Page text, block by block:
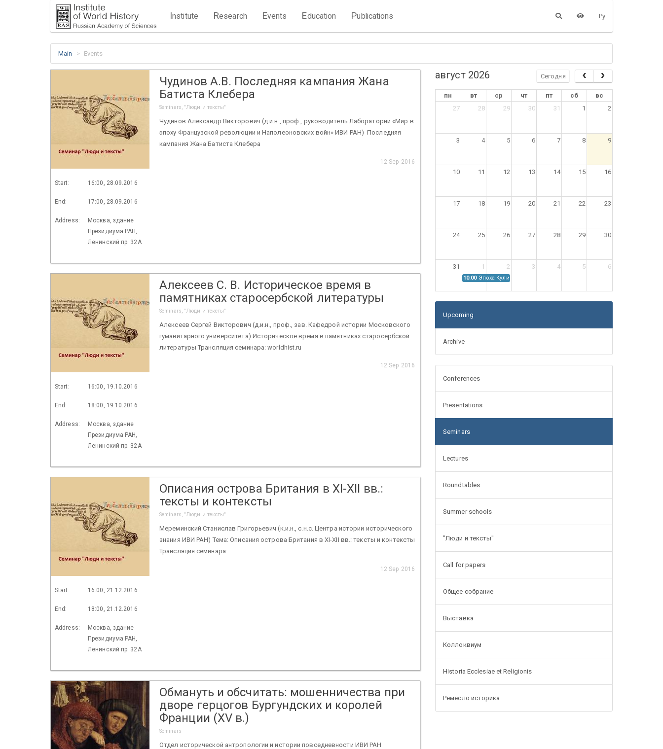
Institute Research Events Education Publications Ру
Main Events
Start: 16:00, 28.09.2016
End: 17:00, 28.09.2016
Address:
Москва, здание
Президиума РАН,
Ленинский пр. 32А
Чудинов А.В. Последняя кампания Жана
Батиста Клебера
Seminars, "Люди и тексты"
Чудинов Александр Викторович (д.и.н., проф., руководитель Лаборатории «Мир в
эпоху Французской революции и Наполеоновских войн» ИВИ РАН) Последняя
кампания Жана Батиста Клебера
12 Sep 2016
Start: 16:00, 19.10.2016
End: 18:00, 19.10.2016
Address:
Москва, здание
Президиума РАН,
Ленинский пр. 32А
Алексеев С. В. Историческое время в
памятниках старосербской литературы
Seminars, "Люди и тексты"
Алексеев Сергей Викторович (д.и.н., проф., зав. Кафедрой истории Московского
гуманитарного университета) Историческое время в памятниках старосербской
литературы Трансляция семинара: worldhist.ru
12 Sep 2016
Start: 16:00, 21.12.2016
End: 18:00, 21.12.2016
Address:
Москва, здание
Президиума РАН,
Ленинский пр. 32А
Описания острова Британия в XI-XII вв.:
тексты и контексты
Seminars, "Люди и тексты"
Мереминский Станислав Григорьевич (к.и.н., с.н.с. Центра истории исторического
знания ИВИ РАН) Тема: Описания острова Британия в XI-XII вв.: тексты и контексты
Трансляция семинара:
12 Sep 2016
Обмануть и обсчитать: мошенничества при
дворе герцогов Бургундских и королей
Франции (XV в.)
Seminars
Отдел исторической антропологии и истории повседневности ИВИ РАН
август 2026 Сегодня
пн вт ср чт пт сб
вс
27
28 29 30 31 1 2
3 4 5 6 7 8 9
10 11 12 13 14 15 16
17 18 19 20 21 22 23
24 25 26 27 28 29 30
31 1 2 3 4 5 6
10:00 Эпоха Куликовской битвы: Проблемы источниковедения
Upcoming
Archive
Conferences
Presentations
Seminars
Lectures
Roundtables
Summer schools
"Люди и тексты"
Call for papers
Общее собрание
Выставка
Коллоквиум
Historia Ecclesiae et Religionis
Ремесло историка